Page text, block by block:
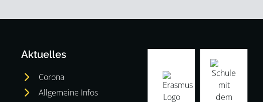
Aktuelles
Corona
Allgemeine Infos